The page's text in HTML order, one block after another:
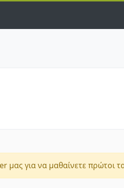
μας για να μαθαίνετε πρώτοι